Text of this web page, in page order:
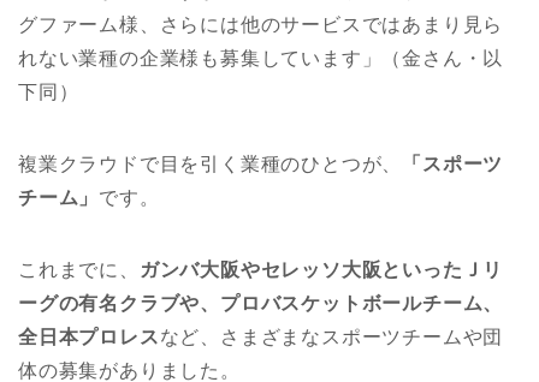
グファーム様、さらには他のサービスではあまり見ら
れない業種の企業様も募集しています」（金さん・以
下同）
複業クラウドで目を引く業種のひとつが、
「スポーツ
チーム」 です。
これまでに、
ガンバ大阪やセレッソ大阪といったＪリ
ーグの有名クラブや、プロバスケットボールチーム、
全日本プロレスなど、さまざまなスポーツチームや団
体の募集がありました。